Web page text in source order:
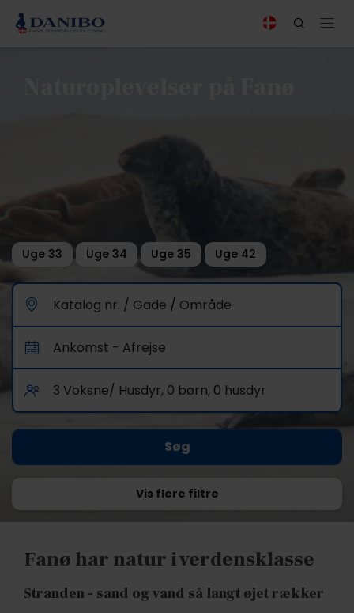
Uge 33 Uge 34 Uge 35 Uge 42
Vis flere filtre
Fanø har natur i verdensklasse
Stranden - sand og vand så langt øjet rækker